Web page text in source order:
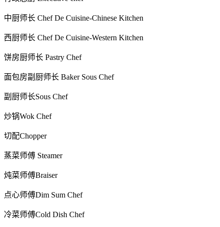
中厨师长 Chef De Cuisine-Chinese Kitchen
西厨师长 Chef De Cuisine-Western Kitchen
饼房厨师长 Pastry Chef
面包房副厨师长 Baker Sous Chef
副厨师长Sous Chef
炒锅Wok Chef
切配Chopper
蒸菜师傅 Steamer
炖菜师傅Braiser
点心师傅Dim Sum Chef
冷菜师傅Cold Dish Chef